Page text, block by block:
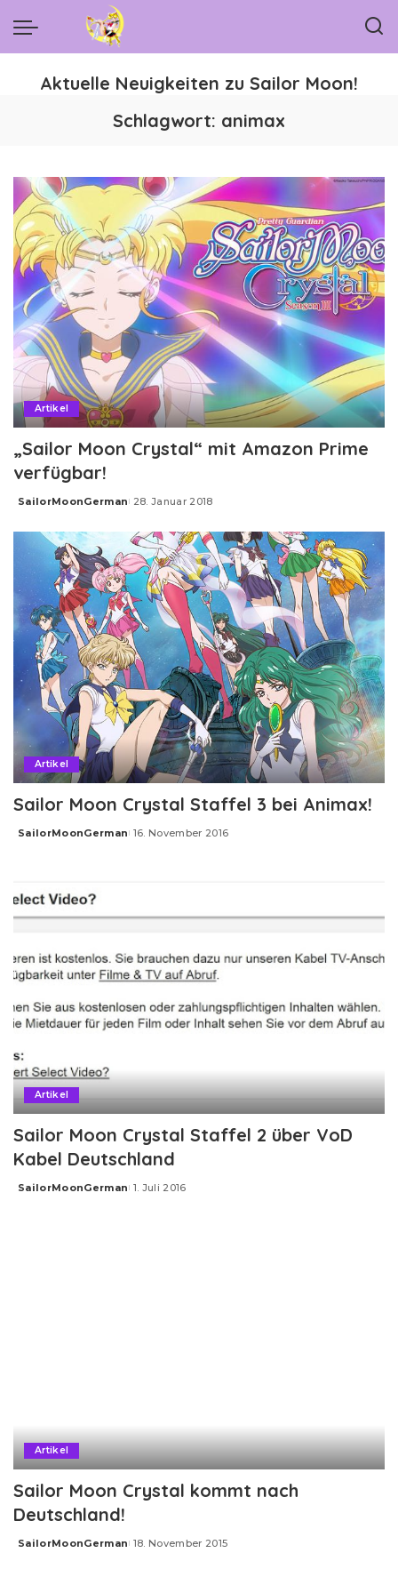
Aktuelle Neuigkeiten zu Sailor Moon!
Schlagwort: animax
Artikel
„Sailor Moon Crystal“ mit Amazon Prime
verfügbar!
Posted
SailorMoonGerman 28. Januar 2018
Artikel
Sailor Moon Crystal Staffel 3 bei Animax!
Posted
SailorMoonGerman 16. November 2016
Artikel
Sailor Moon Crystal Staffel 2 über VoD
Kabel Deutschland
Posted
SailorMoonGerman 1. Juli 2016
Artikel
Sailor Moon Crystal kommt nach
Deutschland!
Posted
SailorMoonGerman 18. November 2015